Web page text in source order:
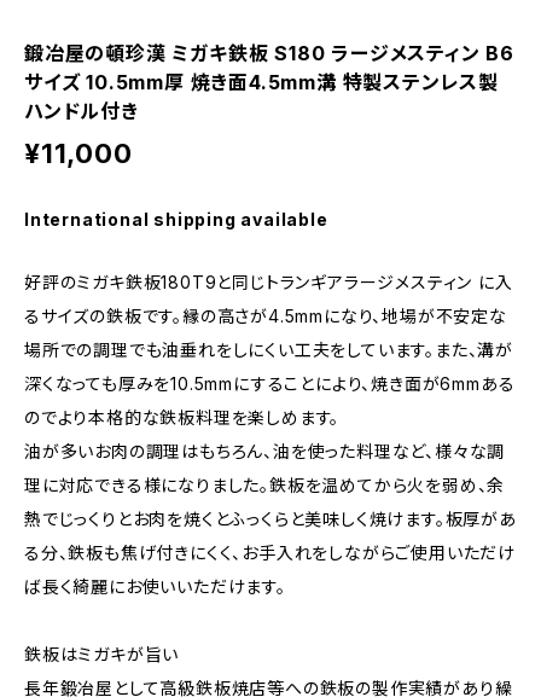
鍛冶屋の頓珍漢 ミガキ鉄板 S180 ラージメスティン B6
サイズ 10.5mm厚 焼き面4.5mm溝 特製ステンレス製
ハンドル付き
¥11,000
International shipping available
好評のミガキ鉄板180T9と同じトランギアラージメスティン に入
るサイズの鉄板です。縁の高さが4.5mmになり、地場が不安定な
場所での調理でも油垂れをしにくい工夫をしています。また、溝が
深くなっても厚みを10.5mmにすることにより、焼き面が6mmある
のでより本格的な鉄板料理を楽しめます。
油が多いお肉の調理はもちろん、油を使った料理など、様々な調
理に対応できる様になりました。鉄板を温めてから火を弱め、余
熱でじっくりとお肉を焼くとふっくらと美味しく焼けます。板厚があ
る分、鉄板も焦げ付きにくく、お手入れをしながらご使用いただけ
ば長く綺麗にお使いいただけます。
鉄板はミガキが旨い
長年鍛冶屋として高級鉄板焼店等への鉄板の製作実績があり繰